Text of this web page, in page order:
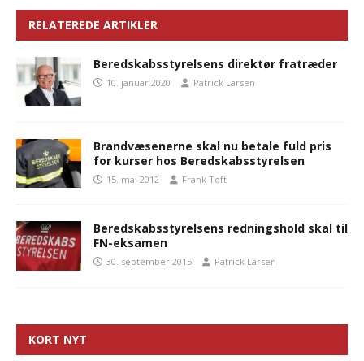
RELATEREDE ARTIKLER
Beredskabsstyrelsens direktør fratræder
10. januar 2020 Patrick Larsen
Brandvæsenerne skal nu betale fuld pris
for kurser hos Beredskabsstyrelsen
15. maj 2012 Frank Toft
Beredskabsstyrelsens redningshold skal til
FN-eksamen
30. september 2015 Patrick Larsen
KORT NYT